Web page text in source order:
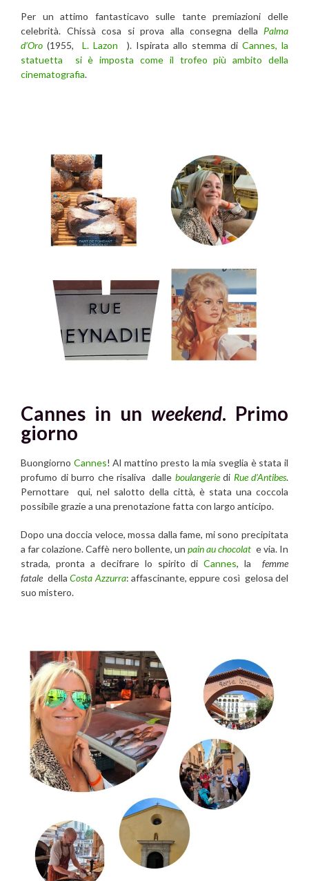
Per un attimo fantasticavo sulle tante premiazioni delle
celebrità. Chissà cosa si prova alla consegna della Palma
d’Oro (1955, L. Lazon ). Ispirata allo stemma di Cannes, la
statuetta si è imposta come il trofeo più ambito della
cinematografia.
Cannes in un weekend. Primo
giorno
Buongiorno Cannes! Al mattino presto la mia sveglia è stata il
profumo di burro che risaliva dalle boulangeriedi Rue d’Antibes.
Pernottare qui, nel salotto della città, è stata una coccola
possibile grazie a una prenotazione fatta con largo anticipo.
Dopo una doccia veloce, mossa dalla fame, mi sono precipitata
a far colazione. Caffè nero bollente, unpain au chocolat e via. In
strada, pronta a decifrare lo spirito diCannes, lafemme
fatale dellaCosta Azzurra: affascinante, eppure così gelosa del
suo mistero.